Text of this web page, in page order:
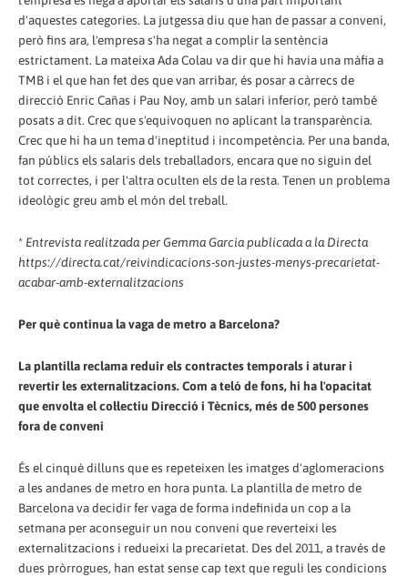
d'aquestes categories. La jutgessa diu que han de passar a conveni,
però fins ara, l'empresa s'ha negat a complir la sentència
estrictament. La mateixa Ada Colau va dir que hi havia una màfia a
TMB i el que han fet des que van arribar, és posar a càrrecs de
direcció Enric Cañas i Pau Noy, amb un salari inferior, però també
posats a dit. Crec que s'equivoquen no aplicant la transparència.
Crec que hi ha un tema d'ineptitud i incompetència. Per una banda,
fan públics els salaris dels treballadors, encara que no siguin del
tot correctes, i per l'altra oculten els de la resta. Tenen un problema
ideològic greu amb el món del treball.
* Entrevista realitzada per Gemma Garcia publicada a la Directa
https://directa.cat/reivindicacions-son-justes-menys-precarietat-
acabar-amb-externalitzacions
Per què continua la vaga de metro a Barcelona?
La plantilla reclama reduir els contractes temporals i aturar i
revertir les externalitzacions. Com a teló de fons, hi ha l'opacitat
que envolta el col·lectiu Direcció i Tècnics, més de 500 persones
fora de conveni
És el cinquè dilluns que es repeteixen les imatges d'aglomeracions
a les andanes de metro en hora punta. La plantilla de metro de
Barcelona va decidir fer vaga de forma indefinida un cop a la
setmana per aconseguir un nou conveni que reverteixi les
externalitzacions i redueixi la precarietat. Des del 2011, a través de
dues pròrrogues, han estat sense cap text que reguli les condicions